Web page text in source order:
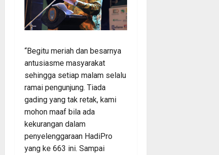
“Begitu meriah dan besarnya
antusiasme masyarakat
sehingga setiap malam selalu
ramai pengunjung. Tiada
gading yang tak retak, kami
mohon maaf bila ada
kekurangan dalam
penyelenggaraan HadiPro
yang ke 663 ini. Sampai